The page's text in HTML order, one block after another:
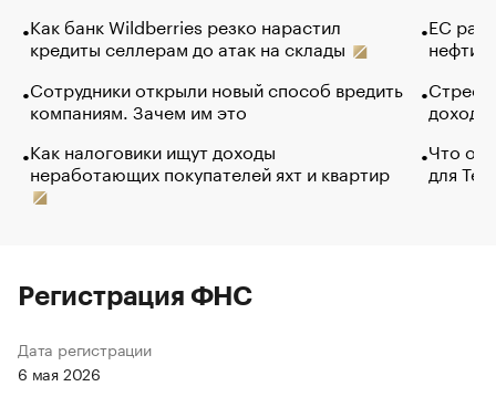
Как банк Wildberries резко нарастил
кредиты селлерам до атак на склады
Сотрудники открыли новый способ вредить
компаниям. Зачем им это
Как налоговики ищут доходы
неработающих покупателей яхт и квартир
ЕС
нефти
Что
для
Регистрация ФНС
Дата регистрации
6 мая 2026